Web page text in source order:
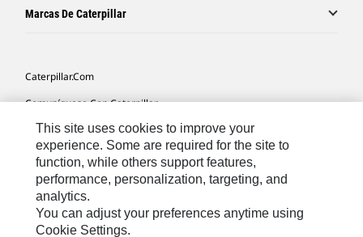
Marcas De Caterpillar
Caterpillar.com
Comuníquese Con Caterpillar
Mis Preferencias De Marketing
Mapa Del Sitio
Cookie Settings
Avisos Legales
This site uses cookies to improve your
experience. Some are required for the site to
function, while others support features,
performance, personalization, targeting, and
analytics.
You can adjust your preferences anytime using
Cookie Settings.